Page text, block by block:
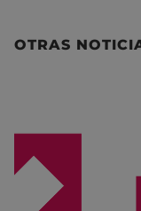
OTRAS